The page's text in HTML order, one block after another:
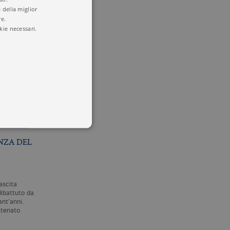
DEL
da
della miglior
necessari.
e la gestione
condizioni previste dal
per ricordare le
che il banner dei